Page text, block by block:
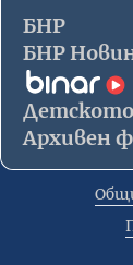
БНР
БНР
Архивен